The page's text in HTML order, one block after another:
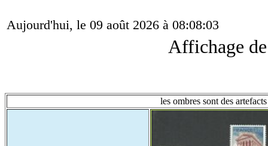
Aujourd'hui, le 09 août 2026 à 08:08:03
Affichage
les ombres sont des